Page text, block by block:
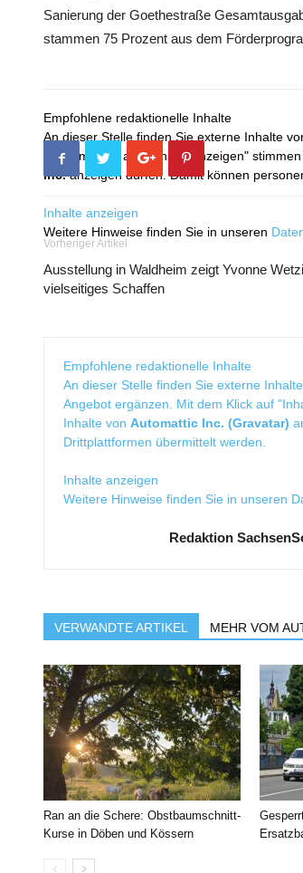
Sanierung der Goethestraße
stammen 75 Prozent aus dem
Empfohlene redaktionelle Inhalte
An dieser Stelle finden Sie externe Inhalte
Mit dem Klick auf "Inhalte anzeigen"
Inc.anzeigen dürfen. Damit können
Inhalte anzeigen
Weitere Hinweise finden Sie in unseren
Vorheriger Artikel
Ausstellung in Waldheim zeigt Yvonne
vielseitiges Schaffen
Empfohlene redaktionelle Inhalte
An dieser Stelle finden Sie externe
Angebot ergänzen. Mit dem Klick auf
Inhalte von Automattic Inc. (Gravatar)
Drittplattformen übermittelt werden.
Inhalte anzeigen
Weitere Hinweise finden Sie in unseren
Redaktion
VERWANDTE ARTIKEL MEHR VOM
Ran an die Schere: Obstbaumschnitt-
Kurse in Döben und Kössern